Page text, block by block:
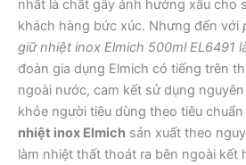
nhất là chất gây ảnh hưởng xấu cho
khách hàng bức xúc. Nhưng đến với
giữ nhiệt inox Elmich 500ml EL6491
đoàn gia dụng Elmich có tiếng trên
ngoài nước, cam kết sử dụng
khỏe người tiêu dùng theo tiêu chuẩn
nhiệt inox Elmich sản xuất theo
làm nhiệt thất thoát ra bên ngoài kết